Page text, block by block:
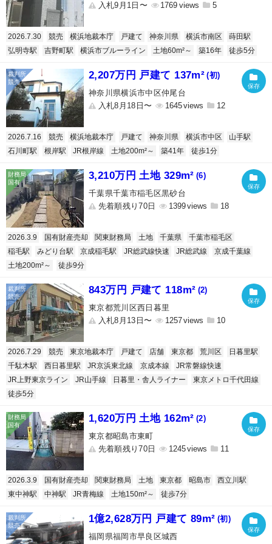
入札9月1日〜
1769 5
2026.7.30 競売 横浜地裁本庁 戸建て 神奈川県 横浜市南区
蒔田駅
弘明寺駅
吉野町駅 横浜市ブルーライン 土地60m²～ 築16年 徒歩5分
2,207万円 戸建て 137m² (初)
神奈川県横浜市中区仲尾台
入札8月18日〜
1645 12
2026.7.16 競売 横浜地裁本庁 戸建て 神奈川県 横浜市中区
山手駅
石川町駅
根岸駅 JR根岸線 土地200m²～ 築41年 徒歩1分
3,210万円 土地 329m² (6)
千葉県千葉市稲毛区黒砂台
先着順残り70日
1399 18
2026.3.9 国有財産売却 関東財務局 土地 千葉県
千葉市稲毛区
稲毛駅
みどり台駅 京成稲毛駅 JR総武線快速 JR総武線
京成千葉線
土地200m²～
徒歩9分
843万円 戸建て 118m² (2)
東京都荒川区西日暮里
入札8月13日〜
1257 10
2026.7.29 競売 東京地裁本庁 戸建て 店舗 東京都 荒川区
日暮里駅
千駄木駅
西日暮里駅 JR京浜東北線 京成本線
JR常磐線快速
JR上野東京ライン
JR山手線 日暮里・舎人ライナー
東京メトロ千代田線
徒歩5分
1,620万円 土地 162m² (2)
東京都昭島市東町
先着順残り70日
1245 11
2026.3.9 国有財産売却 関東財務局 土地 東京都 昭島市
西立川駅
東中神駅
中神駅 JR青梅線 土地150m²～ 徒歩7分
1億2,628万円 戸建て 89m² (初)
福岡県福岡市早良区城西